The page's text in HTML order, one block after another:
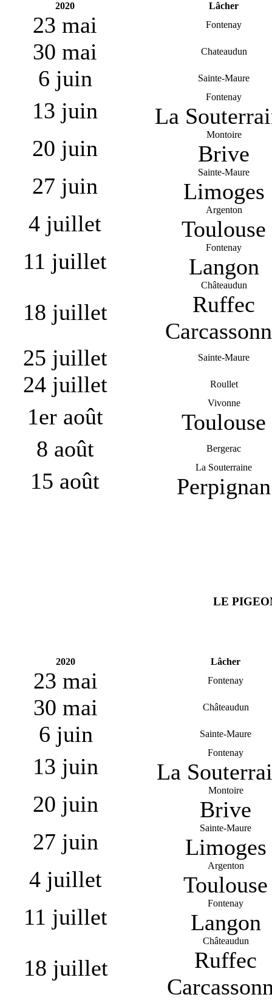
2020 Lâcher
23 mai Fontenay
30 mai Chateaudun
6 juin Sainte-Maure
13 juin
Fontenay
La
20 juin
Montoire
Brive
27 juin
Sainte-Maure
Limoges
4 juillet
Argenton
Toulouse
11 juillet
Fontenay
Langon
18 juillet
Châteaudun
Ruffec
25 juillet
Sainte-Maure
24 juillet Roullet
1er août
Vivonne
Toulouse
8 août
Bergerac
15 août
La Souterraine
Perpignan
LE
2020 Lâcher
23 mai Fontenay
30 mai Châteaudun
6 juin Sainte-Maure
13 juin
Fontenay
La
20 juin
Montoire
Brive
27 juin
Sainte-Maure
Limoges
4 juillet
Argenton
Toulouse
11 juillet
Fontenay
Langon
18 juillet
Châteaudun
Ruffec